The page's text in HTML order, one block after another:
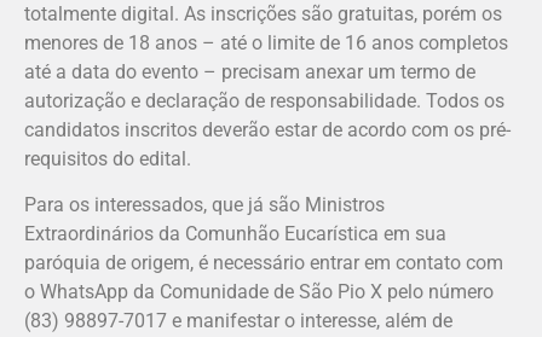
totalmente digital. As inscrições são gratuitas, porém os
menores de 18 anos – até o limite de 16 anos completos
até a data do evento – precisam anexar um termo de
autorização e declaração de responsabilidade. Todos os
candidatos inscritos deverão estar de acordo com os pré-
requisitos do edital.
Para os interessados, que já são Ministros
Extraordinários da Comunhão Eucarística em sua
paróquia de origem, é necessário entrar em contato com
o WhatsApp da Comunidade de São Pio X pelo número
(83) 98897-7017 e manifestar o interesse, além de